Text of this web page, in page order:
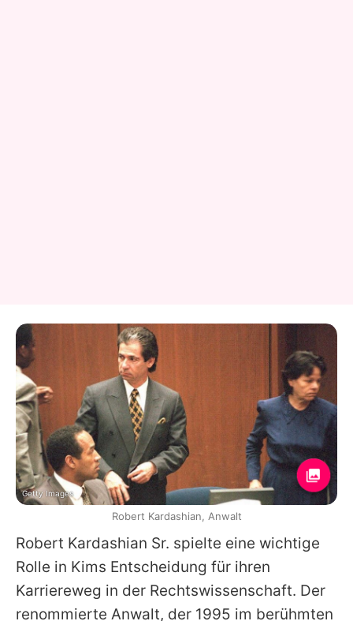
Robert Kardashian Sr. spielte eine wichtige
Rolle in Kims Entscheidung für ihren
Karriereweg in der Rechtswissenschaft. Der
renommierte Anwalt, der 1995 im berühmten
Getty Images
Robert Kardashian, Anwalt